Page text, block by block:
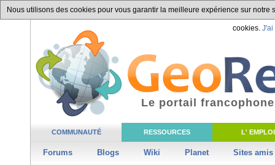
Nous utilisons des cookies pour vous garantir la meilleure expérience sur
cookies. J'ai
COMMUNAUTÉ RESSOURCES L' EMPLOI
Forums Blogs Wiki Planet Sites amis
Le portail